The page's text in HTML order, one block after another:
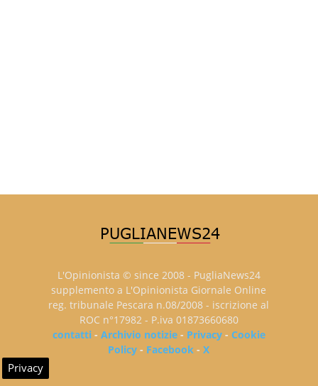
L'Opinionista © since 2008 - PugliaNews24
supplemento a L'Opinionista Giornale Online
reg. tribunale Pescara n.08/2008 - iscrizione al
ROC n°17982 - P.iva 01873660680
contatti- Archivio notizie- Privacy- Cookie
Policy - Facebook -X
Privacy